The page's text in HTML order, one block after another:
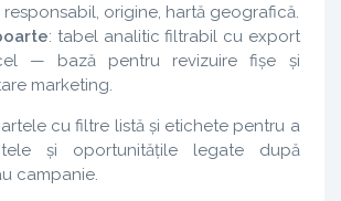
origine, hartă geografică.
: tabel analitic filtrabil cu export
— bază pentru revizuire fișe și
marketing.
cu filtre listă și etichete pentru a
și oportunitățile legate după
campanie.